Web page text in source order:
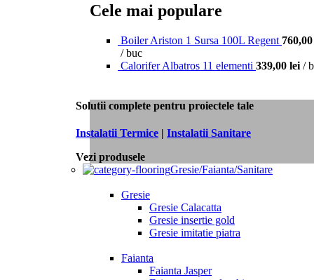
Cele mai populare
Boiler Ariston 1 Sursa 100L Regent
buc
Calorifer Albatros 11 elementi 339,00 lei
Solutii complete pentru proiectele tale
Instalatii Termice
Instalatii Sanitare
Vezi produsele
Gresie/Faianta/Sanitare
Gresie
Gresie Calacatta
Gresie insertie gold
Gresie imitatie piatra
Faianta
Faianta Jasper